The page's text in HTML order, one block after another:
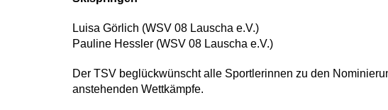
Luisa Görlich (WSV 08 Lauscha e.V.)
Pauline Hessler (WSV 08 Lauscha e.V.)
Der TSV beglückwünscht alle Sportlerinnen zu den
anstehenden Wettkämpfe.